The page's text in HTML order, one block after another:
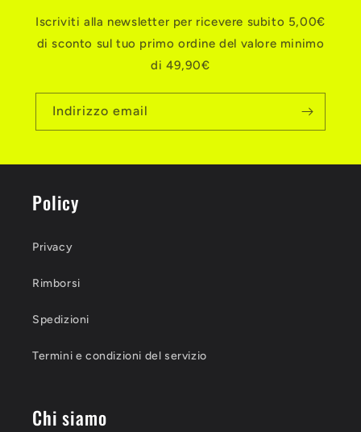
Iscriviti alla newsletter per ricevere subito 5,00€
di sconto sul tuo primo ordine del valore minimo
di 49,90€
Indirizzo email
Policy
Privacy
Rimborsi
Spedizioni
Termini e condizioni del servizio
Chi siamo